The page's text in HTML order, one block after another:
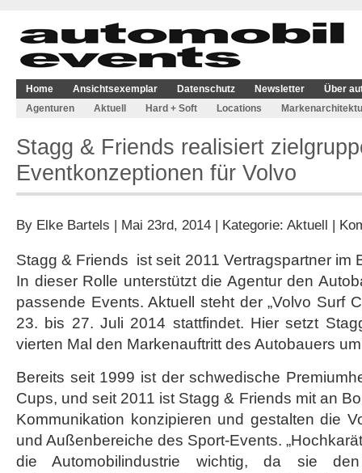
Home Ansichtsexemplar Datenschutz Newsletter
Über
Agenturen
Aktuell Hard + Soft Locations
Stagg & Friends realisiert
Eventkonzeptionen für Volvo
By Elke Bartels | Mai 23rd, 2014 | Kategorie: Aktuell |
Stagg & Friends ist seit 2011 Vertragspartner im
In dieser Rolle unterstützt die Agentur den
passende Events. Aktuell steht der „Volvo Surf
23. bis 27. Juli 2014 stattfindet. Hier setzt
vierten Mal den Markenauftritt des Autobauers
Bereits seit 1999 ist der schwedische
Cups, und seit 2011 ist Stagg & Friends mit an
Kommunikation konzipieren und gestalten die
und Außenbereiche des Sport-Events.
die Automobilindustrie wichtig, da sie